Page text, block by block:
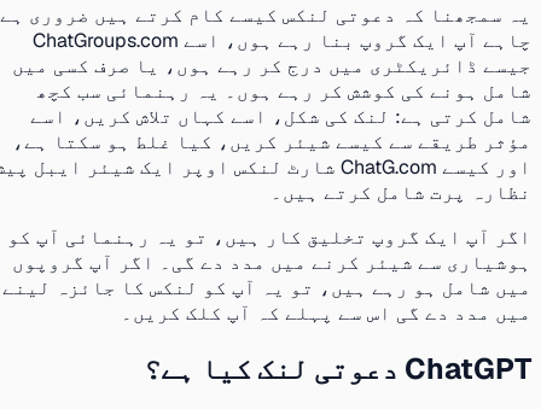
یہ سمجھنا کہ دعوتی لنکس کیسے کام کرتے ہیں ضروری ہے
چاہے آپ ایک گروپ بنا رہے ہوں، اسے ChatGroups.com
جیسے ڈائریکٹری میں درج کر رہے ہوں، یا صرف کسی میں
شامل ہونے کی کوشش کر رہے ہوں۔ یہ رہنمائی سب کچھ
شامل کرتی ہے: لنک کی شکل، اسے کہاں تلاش کریں، اسے
مؤثر طریقے سے کیسے شیئر کریں، کیا غلط ہو سکتا ہے،
اور کیسے ChatG.com شارٹ لنکس اوپر ایک شیئر ایبل پیش
نظارہ پرت شامل کرتے ہیں۔
اگر آپ ایک گروپ تخلیق کار ہیں، تو یہ رہنمائی آپ کو
ہوشیاری سے شیئر کرنے میں مدد دے گی۔ اگر آپ گروپوں
میں شامل ہو رہے ہیں، تو یہ آپ کو لنکس کا جائزہ لینے
میں مدد دے گی اس سے پہلے کہ آپ کلک کریں۔
ChatGPT دعوتی لنک کیا ہے؟